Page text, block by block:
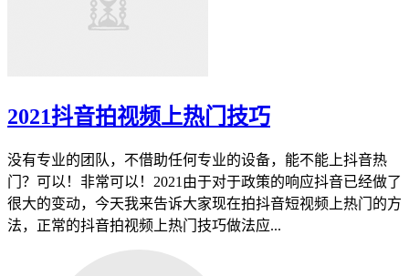
2021抖音拍视频上热门技巧
没有专业的团队，不借助任何专业的设备，能不能上抖音热
门？可以！非常可以！2021由于对于政策的响应抖音已经做了
很大的变动，今天我来告诉大家现在拍抖音短视频上热门的方
法，正常的抖音拍视频上热门技巧做法应...